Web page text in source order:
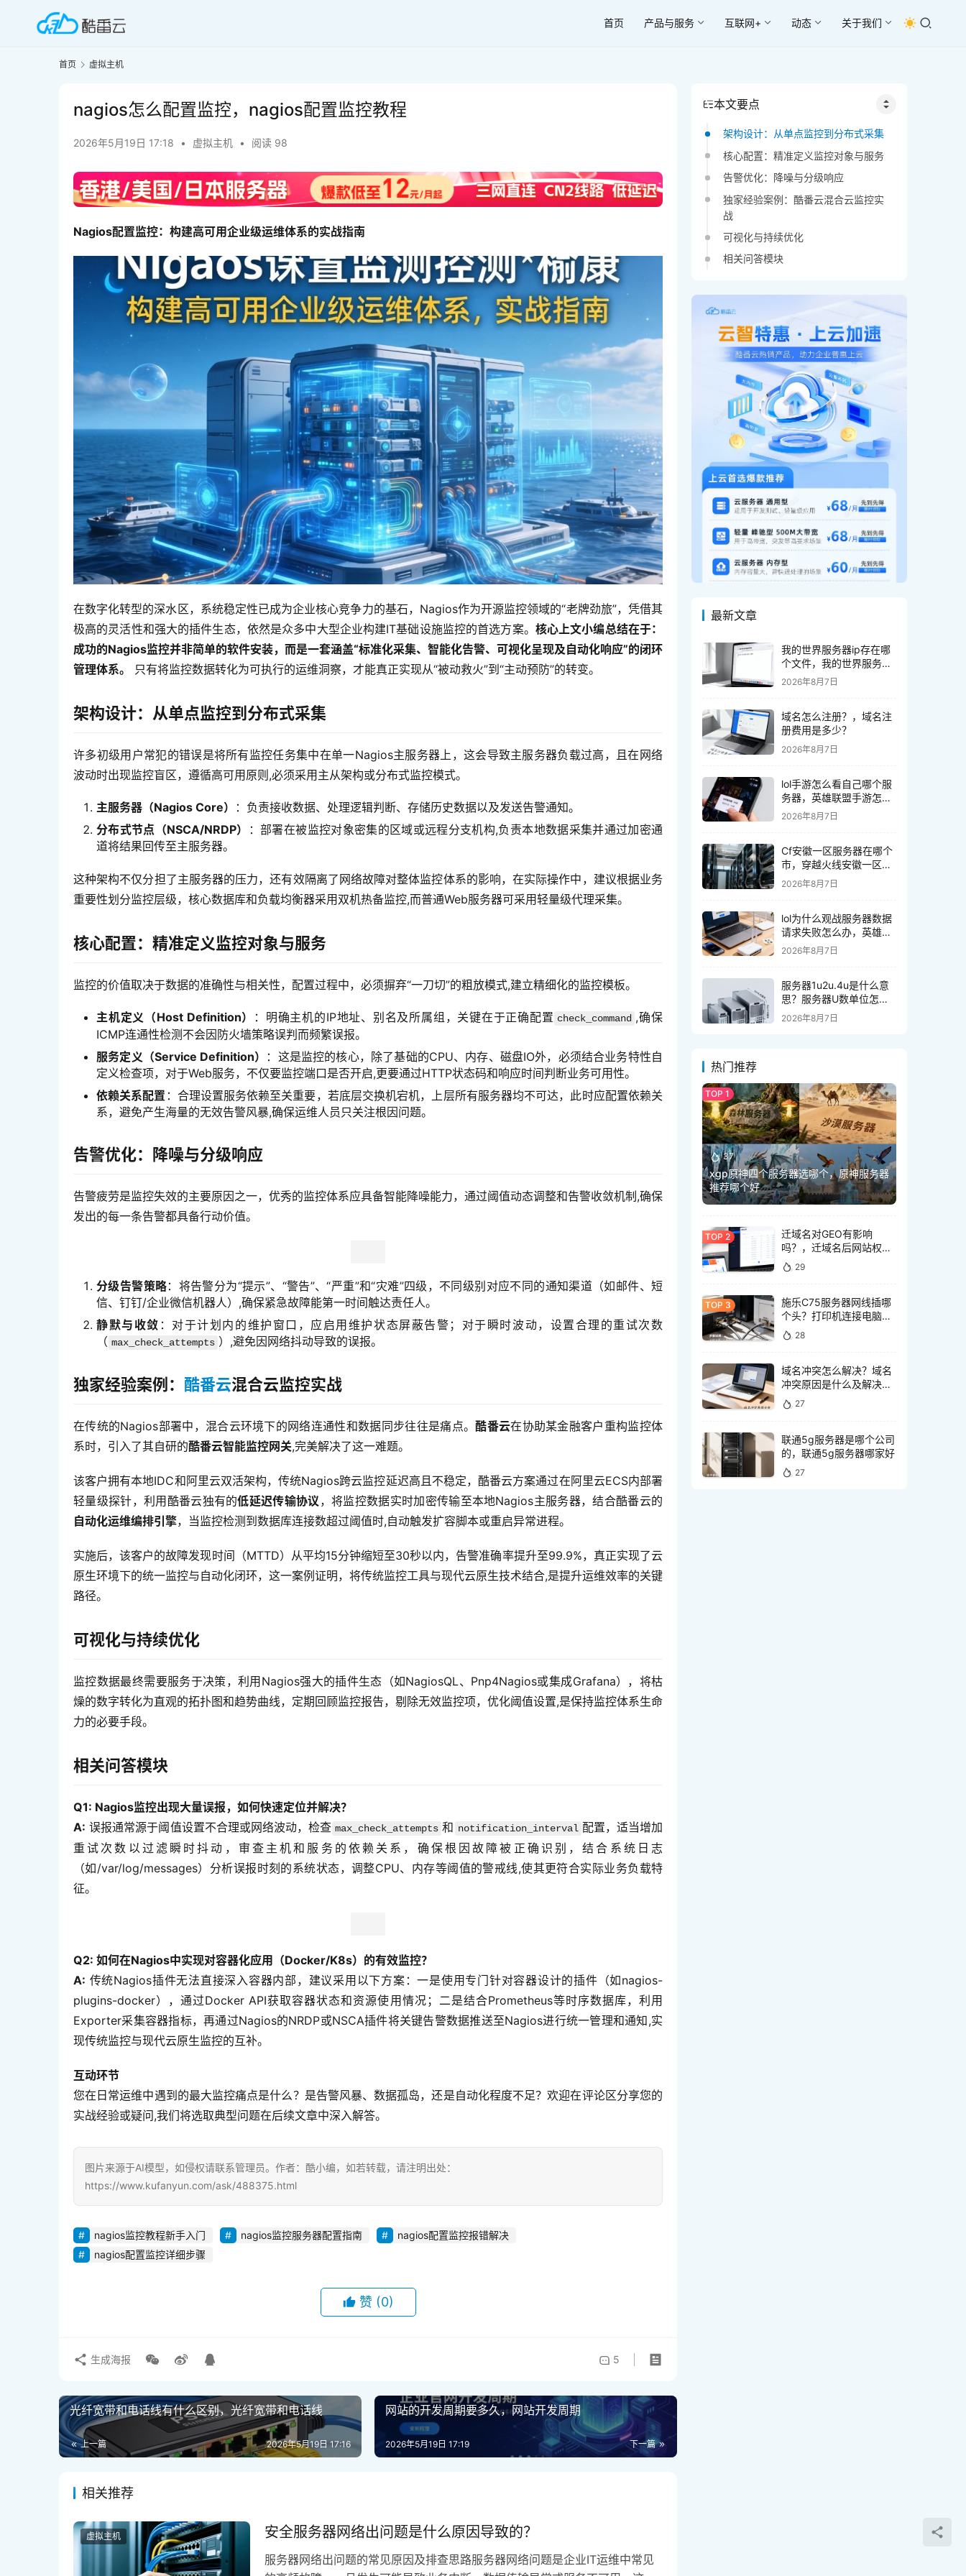
首页 产品与服务 互联网+ 动态 关于我们
首页 虚拟主机
nagios怎么配置监控，nagios配置监控教程
2026年5月19日 17:18 • 虚拟主机 • 阅读 98
Nagios配置监控：构建高可用企业级运维体系的实战指南
在数字化转型的深水区，系统稳定性已成为企业核心竞争力的基石，Nagios作为开源监控领域的“老牌劲旅”，凭借其
极高的灵活性和强大的插件生态，依然是众多中大型企业构建IT基础设施监控的首选方案。 核心上文小编总结在于：
成功的Nagios监控并非简单的软件安装，而是一套涵盖“标准化采集、智能化告警、可视化呈现及自动化响应”的闭环
管理体系。
只有将监控数据转化为可执行的运维洞察，才能真正实现从“被动救火”到“主动预防”的转变。
架构设计：从单点监控到分布式采集
许多初级用户常犯的错误是将所有监控任务集中在单一Nagios主服务器上，这会导致主服务器负载过高，且在网络
波动时出现监控盲区，遵循高可用原则,必须采用主从架构或分布式监控模式。
主服务器（Nagios Core）
：负责接收数据、处理逻辑判断、存储历史数据以及发送告警通知。
分布式节点（NSCA/NRDP）
：部署在被监控对象密集的区域或远程分支机构,负责本地数据采集并通过加密通
道将结果回传至主服务器。
这种架构不仅分担了主服务器的压力，还有效隔离了网络故障对整体监控体系的影响，在实际操作中，建议根据业务
重要性划分监控层级，核心数据库和负载均衡器采用双机热备监控,而普通Web服务器可采用轻量级代理采集。
核心配置：精准定义监控对象与服务
监控的价值取决于数据的准确性与相关性，配置过程中，必须摒弃“一刀切”的粗放模式,建立精细化的监控模板。
主机定义（Host Definition） ：明确主机的IP地址、别名及所属组，关键在于正确配置 check_command ,确保
ICMP连通性检测不会因防火墙策略误判而频繁误报。
服务定义（Service Definition）
：这是监控的核心，除了基础的CPU、内存、磁盘IO外，必须结合业务特性自
定义检查项，对于Web服务，不仅要监控端口是否开启,更要通过HTTP状态码和响应时间判断业务可用性。
依赖关系配置 ：合理设置服务依赖至关重要，若底层交换机宕机，上层所有服务器均不可达，此时应配置依赖关
系，避免产生海量的无效告警风暴,确保运维人员只关注根因问题。
告警优化：降噪与分级响应
告警疲劳是监控失效的主要原因之一，优秀的监控体系应具备智能降噪能力，通过阈值动态调整和告警收敛机制,确保
发出的每一条告警都具备行动价值。
分级告警策略：将告警分为“提示”、“警告”、“严重”和“灾难”四级，不同级别对应不同的通知渠道（如邮件、短
信、钉钉/企业微信机器人）,确保紧急故障能第一时间触达责任人。
静默与收敛 ：对于计划内的维护窗口，应启用维护状态屏蔽告警；对于瞬时波动，设置合理的重试次数
（ max_check_attempts ）,避免因网络抖动导致的误报。
独家经验案例： 酷番云混合云监控实战
在传统的Nagios部署中，混合云环境下的网络连通性和数据同步往往是痛点。酷番云在协助某金融客户重构监控体
系时，引入了其自研的酷番云智能监控网关,完美解决了这一难题。
该客户拥有本地IDC和阿里云双活架构，传统Nagios跨云监控延迟高且不稳定，酷番云方案通过在阿里云ECS内部署
轻量级探针，利用酷番云独有的低延迟传输协议 ，将监控数据实时加密传输至本地Nagios主服务器，结合酷番云的
自动化运维编排引擎，当监控检测到数据库连接数超过阈值时,自动触发扩容脚本或重启异常进程。
实施后，该客户的故障发现时间（MTTD）从平均15分钟缩短至30秒以内，告警准确率提升至99.9%，真正实现了云
原生环境下的统一监控与自动化闭环，这一案例证明，将传统监控工具与现代云原生技术结合,是提升运维效率的关键
路径。
可视化与持续优化
监控数据最终需要服务于决策，利用Nagios强大的插件生态（如NagiosQL、Pnp4Nagios或集成Grafana），将枯
燥的数字转化为直观的拓扑图和趋势曲线，定期回顾监控报告，剔除无效监控项，优化阈值设置,是保持监控体系生命
力的必要手段。
相关问答模块
Q1: Nagios监控出现大量误报，如何快速定位并解决？
A: 误报通常源于阈值设置不合理或网络波动，检查 max_check_attempts 和 notification_interval 配置，适当增加
重试次数以过滤瞬时抖动，审查主机和服务的依赖关系，确保根因故障被正确识别，结合系统日志
（如/var/log/messages）分析误报时刻的系统状态，调整CPU、内存等阈值的警戒线,使其更符合实际业务负载特
征。
Q2: 如何在Nagios中实现对容器化应用（Docker/K8s）的有效监控？
传统Nagios插件无法直接深入容器内部，建议采用以下方案：一是使用专门针对容器设计的插件（如nagios-
plugins-docker），通过Docker API获取容器状态和资源使用情况；二是结合Prometheus等时序数据库，利用
您在日常运维中遇到的最大监控痛点是什么？是告警风暴、数据孤岛，还是自动化程度不足？欢迎在评论区分享您的
实战经验或疑问,我们将选取典型问题在后续文章中深入解答。
https://www.kufanyun.com/ask/488375.html
nagios监控教程新手入门 nagios监控服务器配置指南
nagios配置监控报错解决
nagios配置监控详细步骤
本文要点
架构设计：从单点监控到分布式采集
核心配置：精准定义监控对象与服务
告警优化：降噪与分级响应
独家经验案例：酷番云混合云监控实
战
可视化与持续优化
相关问答模块
最新文章
我的世界服务器ip存在哪
个文件，我的世界服务器
ip文件在哪里
2026年8月7日
域名怎么注册？，域名注
册费用是多少？
2026年8月7日
lol手游怎么看自己哪个服
务器，英雄联盟手游怎么
查自己在哪个区
2026年8月7日
Cf安徽一区服务器在哪个
市，穿越火线安徽一区服
务器具体在哪个城市
2026年8月7日
lol为什么观战服务器数据
请求失败怎么办，英雄联
盟观战失败原因及解决方
2026年8月7日
服务器1u2u.4u是什么意
思？服务器U数单位怎么
区分？
2026年8月7日
热门推荐
37
xgp原神四个服务器选哪个，原神服务器
推荐哪个好
迁域名对GEO有影响
吗？，迁域名后网站权重
会丢失吗
29
施乐C75服务器网线插哪
个头？打印机连接电脑网
线接口怎么选
28
域名冲突怎么解决？域名
冲突原因是什么及解决方
法
27
联通5g服务器是哪个公司
的，联通5g服务器哪家好
27